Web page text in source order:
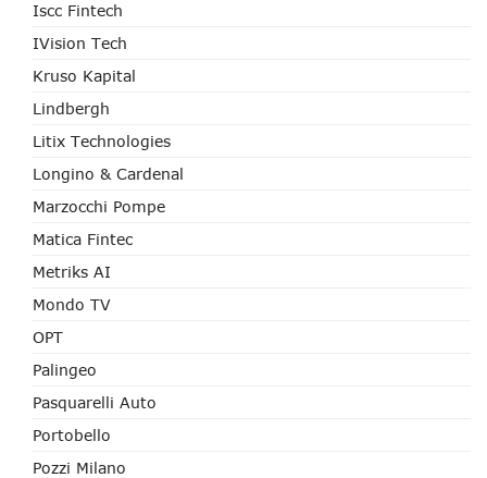
Iscc Fintech
IVision Tech
Kruso Kapital
Lindbergh
Litix Technologies
Longino & Cardenal
Marzocchi Pompe
Matica Fintec
Metriks AI
Mondo TV
OPT
Palingeo
Pasquarelli Auto
Portobello
Pozzi Milano